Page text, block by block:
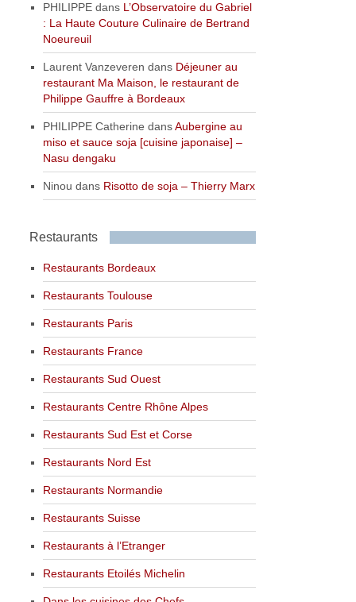
PHILIPPE dans L’Observatoire du Gabriel
: La Haute Couture Culinaire de Bertrand
Noeureuil
Laurent Vanzeveren dans Déjeuner au
restaurant Ma Maison, le restaurant de
Philippe Gauffre à Bordeaux
PHILIPPE Catherine dansAubergine au
miso et sauce soja [cuisine japonaise] –
Nasu dengaku
Ninou dans Risotto de soja – Thierry Marx
Restaurants
Restaurants Bordeaux
Restaurants Toulouse
Restaurants Paris
Restaurants France
Restaurants Sud Ouest
Restaurants Centre Rhône Alpes
Restaurants Sud Est et Corse
Restaurants Nord Est
Restaurants Normandie
Restaurants Suisse
Restaurants à l’Etranger
Restaurants Etoilés Michelin